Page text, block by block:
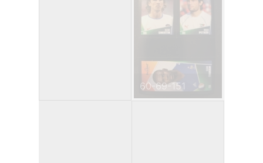
60-69-151